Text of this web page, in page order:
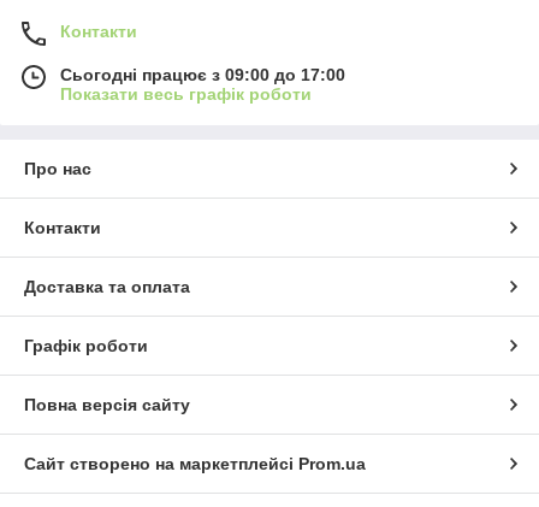
Контакти
Сьогодні працює з 09:00 до 17:00
Показати весь графік роботи
Про нас
Контакти
Доставка та оплата
Графік роботи
Повна версія сайту
Сайт створено на маркетплейсі Prom.ua